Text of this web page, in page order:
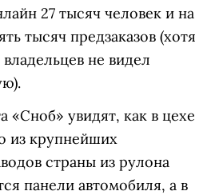
27 тысяч человек и на
тысяч предзаказов (хотя
не видел
«Сноб» увидят, как в цехе
из крупнейших
страны из рулона
панели автомобиля, а в